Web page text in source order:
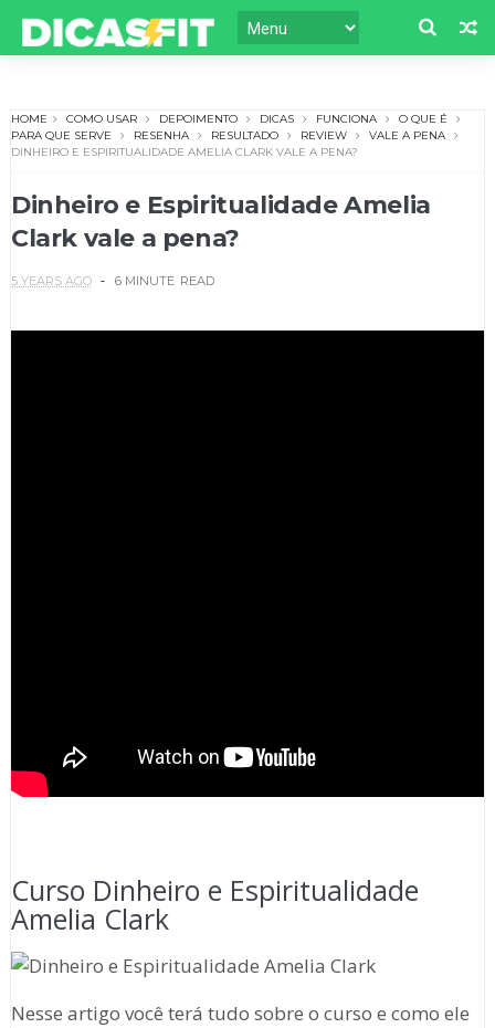
HOME COMO USAR DEPOIMENTO DICAS FUNCIONA
O QUE É
PARA QUE SERVE
RESENHA RESULTADO REVIEW
VALE A PENA
DINHEIRO E ESPIRITUALIDADE AMELIA CLARK VALE A PENA?
Dinheiro e Espiritualidade Amelia
Clark vale a pena?
5 YEARS AGO 6 MINUTE READ
Curso Dinheiro e Espiritualidade
Amelia Clark
Nesse artigo você terá tudo sobre o curso e como ele